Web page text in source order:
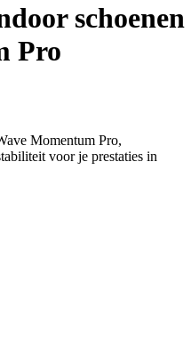
schoenen
Pro
Momentum Pro,
voor je prestaties in